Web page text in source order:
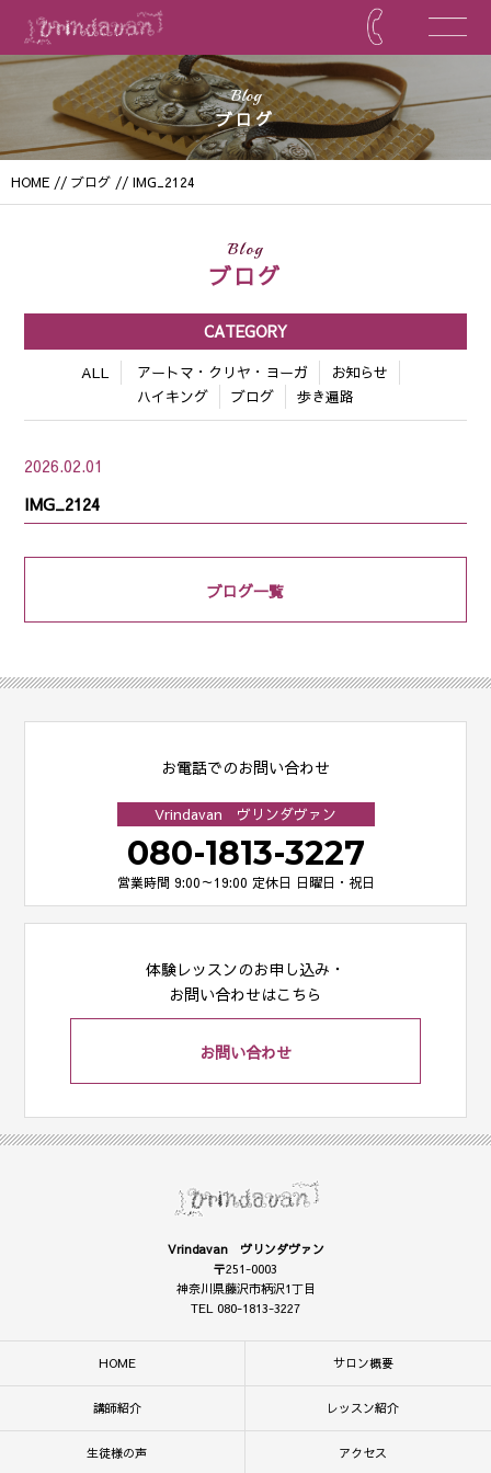
Blog
ブログ
HOME // ブログ // IMG_2124
Blog
ブログ
CATEGORY
ALL アートマ・クリヤ・ヨーガ
お知らせ
ハイキング
ブログ 歩き遍路
2026.02.01
IMG_2124
ブログ一覧
お電話でのお問い合わせ
Vrindavan ヴリンダヴァン
080-1813-3227
営業時間 9:00～19:00 定休日 日曜日・祝日
体験レッスンのお申し込み・
お問い合わせはこちら
お問い合わせ
Vrindavan ヴリンダヴァン
〒251-0003
神奈川県藤沢市柄沢1丁目
TEL 080-1813-3227
HOME サロン概要
講師紹介 レッスン紹介
生徒様の声 アクセス